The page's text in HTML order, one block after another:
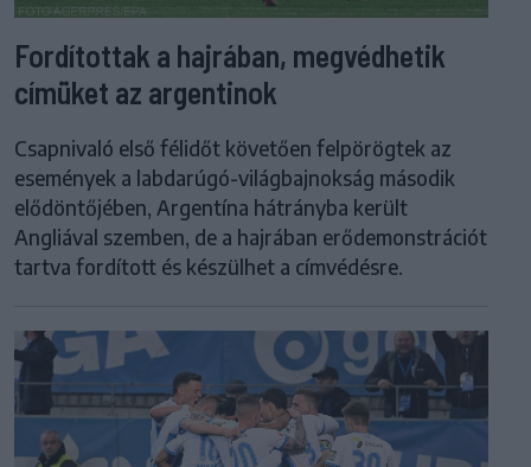
Fordítottak a hajrában, megvédhetik
címüket az argentinok
Csapnivaló első félidőt követően felpörögtek az
események a labdarúgó-világbajnokság második
elődöntőjében, Argentína hátrányba került
Angliával szemben, de a hajrában erődemonstrációt
tartva fordított és készülhet a címvédésre.